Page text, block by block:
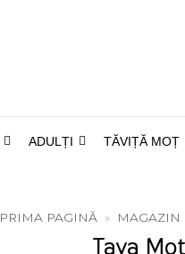
ADULȚI TĂVIȚĂ MOȚ
PRIMA PAGINĂ » MAGAZIN
Tava Mot